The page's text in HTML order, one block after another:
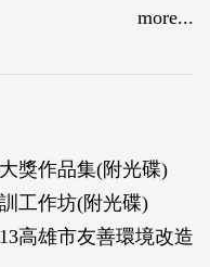
。本計畫採階段性推
之定位，建立空中生
棲息、授粉、繁衍
more...
獎作品集(附光碟)
工作坊(附光碟)
高雄市友善環境改造